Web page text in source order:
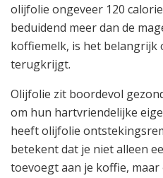
olijfolie ongeveer 120
beduidend meer dan de
koffiemelk, is het belangrijk
terugkrijgt.
Olijfolie zit boordevol
om hun hartvriendelijke
heeft olijfolie
betekent dat je niet alleen
toevoegt aan je koffie,